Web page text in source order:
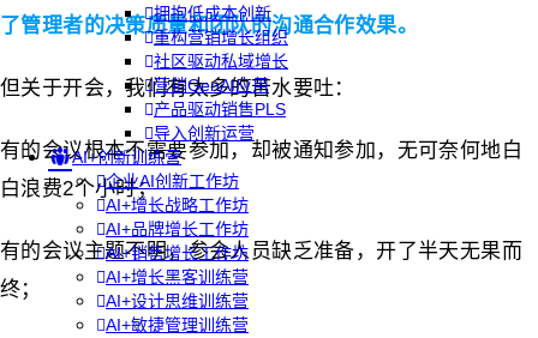
拥抱低成本创新
重构营销增长组织
社区驱动私域增长
营销GenAI应用
产品驱动销售PLS
导入创新运营
AI+创新训练营
企业AI创新工作坊
AI+增长战略工作坊
AI+品牌增长工作坊
AI+销售增长工作坊
AI+增长黑客训练营
AI+设计思维训练营
AI+敏捷管理训练营
了管理者的决策质量和团队的沟通合作效果。
但关于开会，我们有太多的苦水要吐：
有的会议根本不需要参加，却被通知参加，无可奈何地白
白浪费2个小时；
有的会议主题不明，参会人员缺乏准备，开了半天无果而
终；